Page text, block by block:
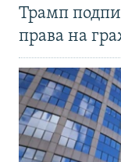
Трамп
права на